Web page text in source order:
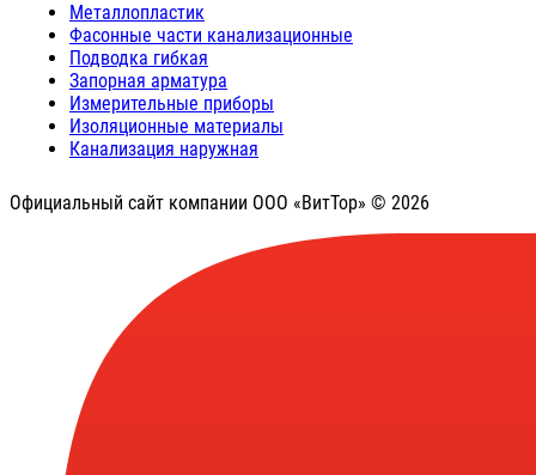
Металлопластик
Фасонные части канализационные
Подводка гибкая
Запорная арматура
Измерительные приборы
Изоляционные материалы
Канализация наружная
Официальный сайт компании ООО «ВитТор» © 2026